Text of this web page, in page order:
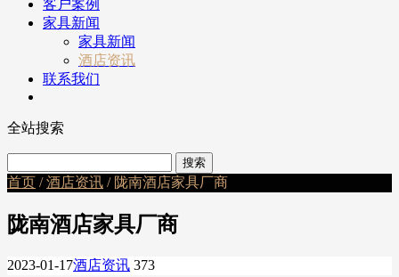
客户案例
家具新闻
家具新闻
酒店资讯
联系我们
全站搜索
首页 /酒店资讯 / 陇南酒店家具厂商
陇南酒店家具厂商
2023-01-17酒店资讯 373